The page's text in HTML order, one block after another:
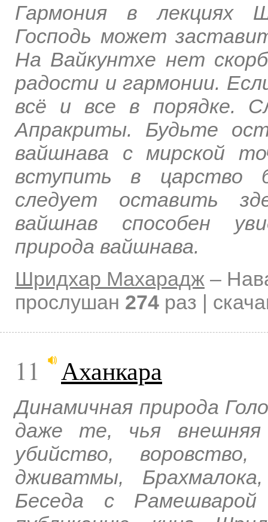
Гармония в лекциях
Господь может
На Вайкунтхе нет
радости и гармонии.
всё и все в порядке.
Апракриты. Будьте
вайшнава с мирской
вступить в царство
следует оставить
вайшнав способен
природа вайшнава.
Шридхар Махарадж –
прослушан 274 раз |
11 Аханкара
Динамичная природа
даже те, чья внешняя
убийство, воровство,
дживатмы,
Беседа с